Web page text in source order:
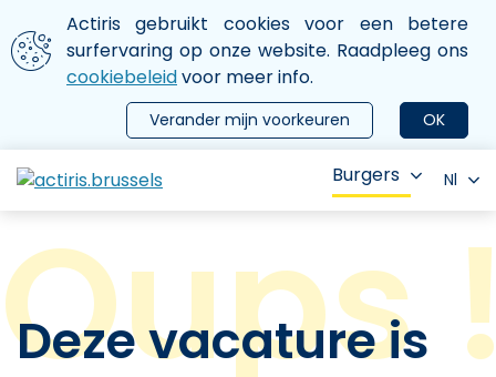
Aller au contenu principal
We gebruiken cookies
Actiris gebruikt cookies voor een betere
surfervaring op onze website. Raadpleeg ons
cookiebeleidvoor meer info.
OK
Verander mijn voorkeuren
le menu
Burgers Nl
Deze vacature is